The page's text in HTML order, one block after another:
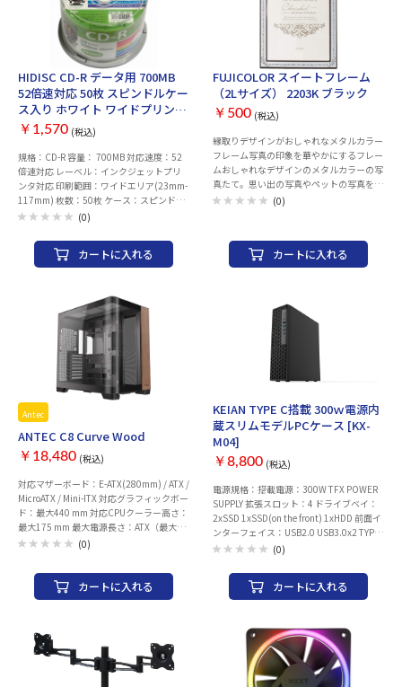
押し：Nキーロールオーバー アンチゴース
ト：対応 Windowsキーロック：対応 バッ
クライト：LEDバックライト LEDバックラ
イト色：RGB バックライト発光パター
ン：14パターン 液晶：10桁表示（電卓モ
ード時のみ表示） USBポート：USB Type-
Cポート×１ サイズ：約 幅100×奥165×
高さ40mm ケーブル長：約150cm 本体重
量：約205g（本体のみ、USBケーブル
別） 付属品：USBケーブル（USB Type-A -
USB Type-C） 保証期間：ご購入後6ヵ月
間 ※液晶部に保護フィルムが貼られてお
ります。 剥がしてご使用ください。
HIDISC CD-R データ用 700MB
52倍速対応 50枚 スピンドルケー
ス入り ホワイト ワイドプリンタ
ブル[HDCR80GP50]
￥1,570 (税込)
規格：CD-R 容量： 700MB 対応速度：52
倍速対応 レーベル：インクジェットプリ
ンタ対応 印刷範囲：ワイドエリア(23mm-
117mm) 枚数：50枚 ケース：スピンドル
ケース
(0)
カートに入れる
FUJICOLOR スイートフレーム
（2Lサイズ） 2203K ブラック
￥500 (税込)
縁取りデザインがおしゃれなメタルカラー
フレーム写真の印象を華やかにするフレー
ムおしゃれなデザインのメタルカラーの写
真たて。思い出の写真やペットの写真を入
れて飾るとGood写真を入れてプレゼント
なる。ネクタイ型のスタンドが付いてお
り、飾る時の角度の調整が可能。収納プリ
ントサイズ:2Lサイズフレーム外
(0)
カートに入れる
Antec
ANTEC C8 Curve Wood
￥18,480 (税込)
対応マザーボード：E-ATX(280mm) / ATX /
MicroATX / Mini-ITX 対応グラフィックボー
ド：最大440 mm 対応CPUクーラー高さ：
最大175 mm 最大電源長さ：ATX（最大
210 mm まで） (ケーブル除く) 標準搭載
(0)
カートに入れる
KEIAN TYPE C搭載 300ｗ電源内
蔵スリムモデルPCケース [KX-
M04]
￥8,800 (税込)
電源規格：搭載電源：300W TFX POWER
SUPPLY 拡張スロット：4 ドライブベイ：
2xSSD 1xSSD(on the front) 1xHDD 前面イ
ンターフェイス：USB2.0 USB3.0x2 TYPE
C HD AUDIO ロープロファイル：○ ファン
ド：MicroATX / ITX 対応グラフィックボー
ド：Max VGA Length：260mm 対応CPU
クーラー：CPU最大高さ：70mm 幅x高さ
ー：ブラック系
(0)
カートに入れる